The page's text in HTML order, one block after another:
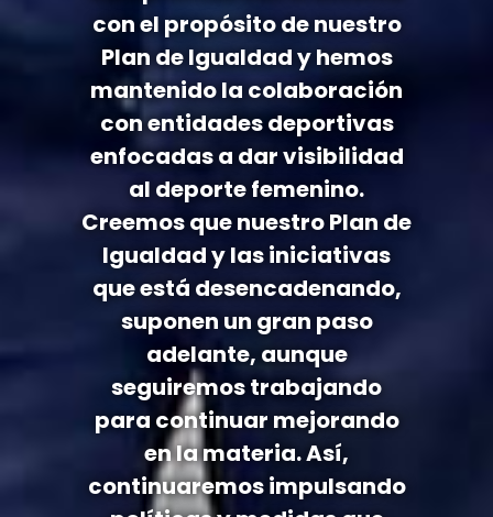
con el propósito de nuestro
Plan de Igualdad y hemos
mantenido la colaboración
con entidades deportivas
enfocadas a dar visibilidad
al deporte femenino.
Creemos que nuestro Plan de
Igualdad y las iniciativas
que está desencadenando,
suponen un gran paso
adelante, aunque
seguiremos trabajando
para continuar mejorando
en la materia. Así,
continuaremos impulsando